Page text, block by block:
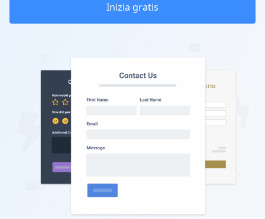
Inizia gratis